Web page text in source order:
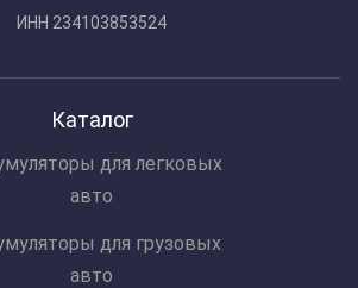
ИНН 234103853524
Каталог
для легковых
авто
для грузовых
авто